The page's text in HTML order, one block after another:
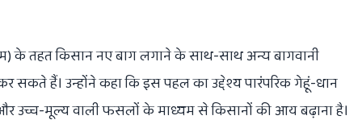
के तहत किसान नए बाग लगाने के साथ-साथ अन्य बागवानी
सकते हैं। उन्होंने कहा कि इस पहल का उद्देश्य पारंपरिक गेहूं-धान
उच्च-मूल्य वाली फसलों के माध्यम से किसानों की आय बढ़ाना है।